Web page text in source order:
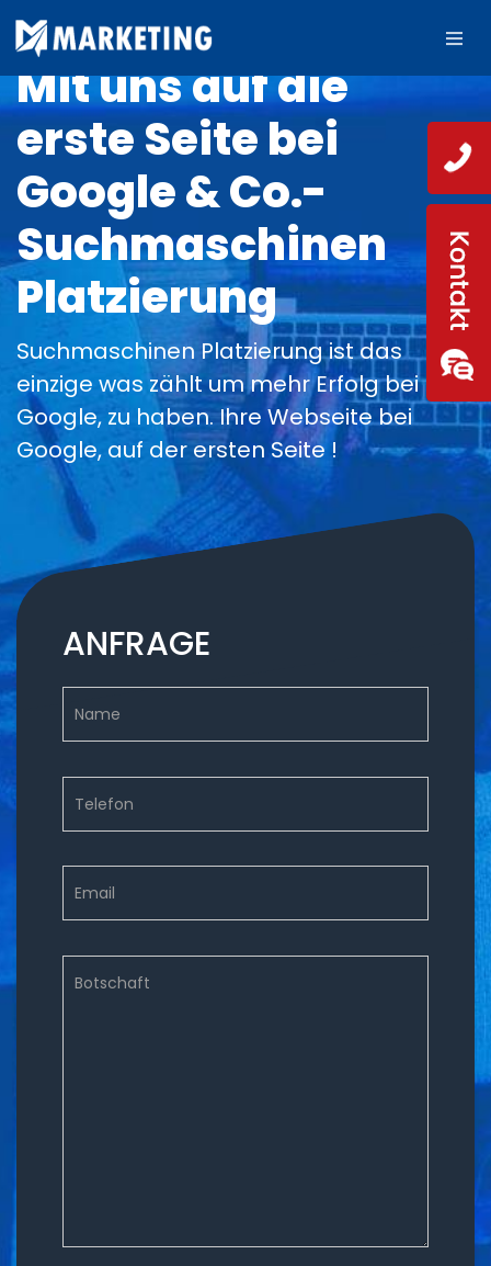
Mit uns auf die
erste Seite bei
Google & Co.-
Suchmaschinen
Platzierung
Suchmaschinen Platzierung ist das
einzige was zählt um mehr Erfolg bei
Google, zu haben. Ihre Webseite bei
Google, auf der ersten Seite !
ANFRAGE